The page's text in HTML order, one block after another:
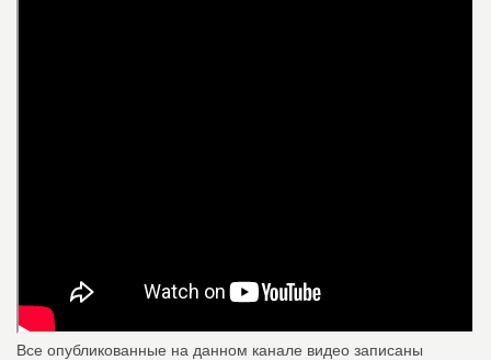
Все опубликованные на данном канале видео записаны